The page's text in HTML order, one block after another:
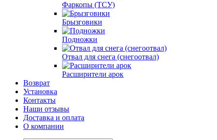
Фаркопы (ТСУ)
Брызговики
Подножки
Отвал для снега (снегоотвал)
Расширители арок
Возврат
Установка
Контакты
Наши отзывы
Доставка и оплата
О компании